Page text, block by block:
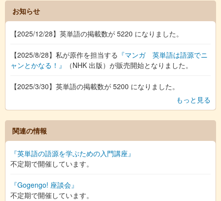
お知らせ
【2025/12/28】英単語の掲載数が 5220 になりました。
【2025/8/28】私が原作を担当する 『マンガ 英単語は語源でニ
ャンとかなる！』
（NHK 出版）が販売開始となりました。
【2025/3/30】英単語の掲載数が 5200 になりました。
もっと見る
関連の情報
『英単語の語源を学ぶための入門講座』
不定期で開催しています。
『Gogengo! 座談会』
不定期で開催しています。